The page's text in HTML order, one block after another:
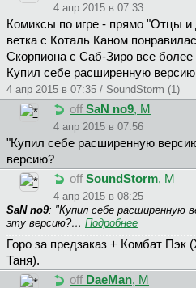
4 апр 2015 в 07:33
Комиксы по игре - прямо "Отцы и
ветка с Коталь Каном
Скорпиона с Саб-Зиро все более
Купил себе расширенную
4 апр 2015 в 07:35 / SoundStorm (1)
off SaN no9, М
4 апр 2015 в 07:56
"Купил себе расширенную
версию?
off SoundStorm, М
4 апр 2015 в 08:25
SaN no9: "Купил себе расширенную
эту версию?… Подробнее
Горо за предзаказ + Комбат
Таня).
off DaeMan, М